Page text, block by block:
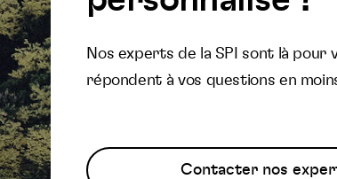
Nos experts de la SPI sont là pour
répondent à vos questions en
Contacter nos